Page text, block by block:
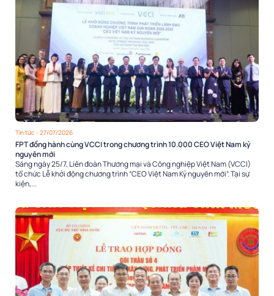
Tin tức - 27/07/2026
FPT đồng hành cùng VCCI trong chương trình 10.000 CEO Việt Nam kỷ
nguyên mới
Sáng ngày 25/7, Liên đoàn Thương mại và Công nghiệp Việt Nam (VCCI)
tổ chức Lễ khởi động chương trình “CEO Việt Nam Kỷ nguyên mới”. Tại sự
kiện,...